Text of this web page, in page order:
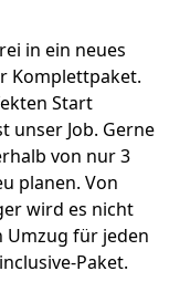
in ein neues
Komplettpaket.
Start
unser Job. Gerne
von nur3
planen. Von
wird es nicht
Umzug für jeden
Paket.